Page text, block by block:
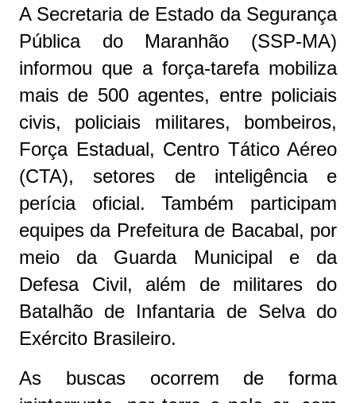
A Secretaria de Estado da Segurança
Pública do Maranhão (SSP-MA)
informou que a força-tarefa mobiliza
mais de 500 agentes, entre policiais
civis, policiais militares, bombeiros,
Força Estadual, Centro Tático Aéreo
(CTA), setores de inteligência e
perícia oficial. Também participam
equipes da Prefeitura de Bacabal, por
meio da Guarda Municipal e da
Defesa Civil, além de militares do
Batalhão de Infantaria de Selva do
Exército Brasileiro.
As buscas ocorrem de forma